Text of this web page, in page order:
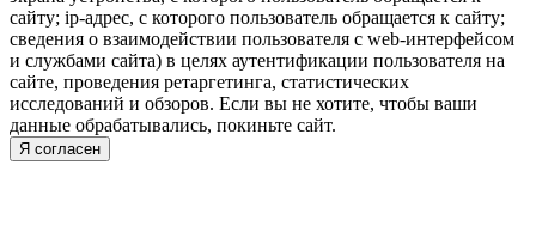
сайту; ip-адрес, с которого пользователь обращается к сайту;
сведения о взаимодействии пользователя с web-интерфейсом
и службами сайта) в целях аутентификации пользователя на
сайте, проведения ретаргетинга, статистических
исследований и обзоров. Если вы не хотите, чтобы ваши
данные обрабатывались, покиньте сайт.
Я согласен